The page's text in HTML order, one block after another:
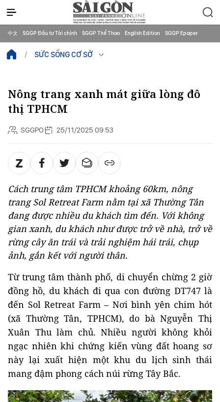
中文 SGGP Đầu tư Tài chính SGGP Thể Thao English Edition SGGP Epaper
SỨC SỐNG CƠ SỞ
Nông trang xanh mát giữa lòng đô
thị TPHCM
SGGPO 25/11/2025 09:53
Cách trung tâm TPHCM khoảng 60km, nông
trang Sol Retreat Farm nằm tại xã Thường Tân
đang được nhiều du khách tìm đến. Với không
gian xanh, du khách như được trở về nhà, trở về
rừng cây ăn trái và trải nghiệm hái trái, chụp
ảnh, gắn kết với người thân.
Từ trung tâm thành phố, di chuyển chừng 2 giờ
đồng hồ, du khách đi qua con đường DT747 là
đến Sol Retreat Farm – Nơi bình yên chim hót
(xã Thường Tân, TPHCM), do bà Nguyễn Thị
Xuân Thu làm chủ. Nhiều người không khỏi
ngạc nhiên khi chứng kiến vùng đất hoang sơ
này lại xuất hiện một khu du lịch sinh thái
mang đậm phong cách núi rừng Tây Bắc.